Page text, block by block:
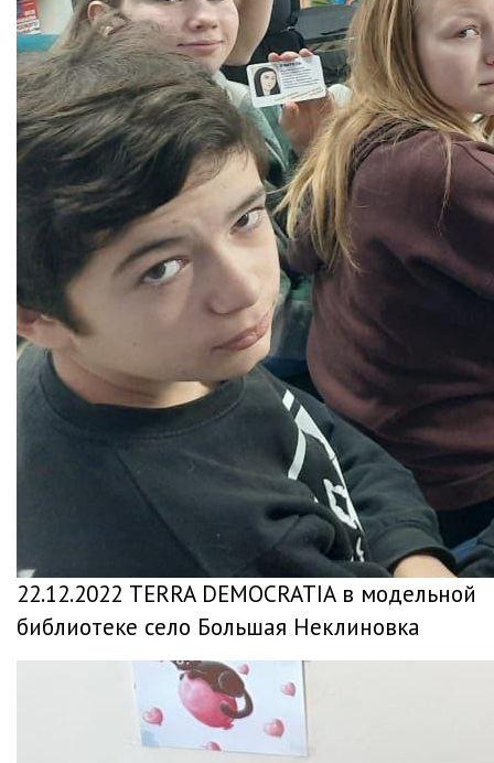
22.12.2022 ТERRA DEMOCRATIA в модельной
библиотеке село Большая Неклиновка